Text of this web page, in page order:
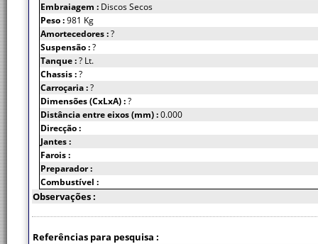
Embraiagem : Discos Secos
Peso :981 Kg
Amortecedores :?
Suspensão :?
Tanque :? Lt.
Chassis :?
Carroçaria :?
Dimensões (CxLxA) :?
Distância entre eixos (mm) :0.000
Direcção :
Jantes :
Farois :
Preparador :
Combustível :
Observações :
Referências para pesquisa :